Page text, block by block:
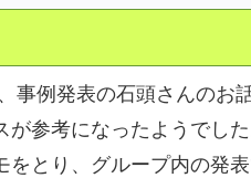
例発表の石頭さんのお
が参考になったようでし
をとり、グループ内の発